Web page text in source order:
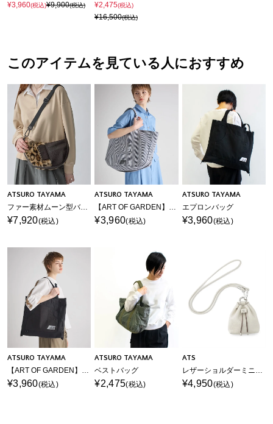
¥3,960(税込)¥9,900(税込)
¥2,475(税込)
¥16,500(税込)
このアイテムを見ている人におすすめ
ATSURO TAYAMA
ファー素材ムーン型バッグ
¥7,920(税込)
ATSURO TAYAMA
【ART OF GARDEN】ベストバッグ
¥3,960(税込)
ATSURO TAYAMA
エプロンバッグ
¥3,960(税込)
ATSURO TAYAMA
【ART OF GARDEN】エプロンバッグ
¥3,960(税込)
ATSURO TAYAMA
ベストバッグ
¥2,475(税込)
ATS
レザーショルダーミニバッグ
¥4,950(税込)